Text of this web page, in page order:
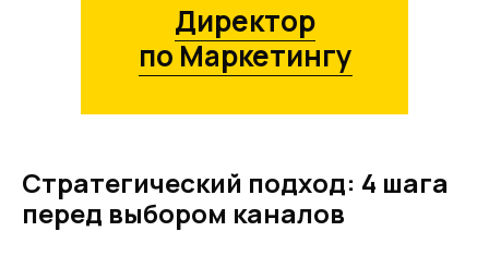
Директор
по Маркетингу
Стратегический подход: 4 шага
перед выбором каналов